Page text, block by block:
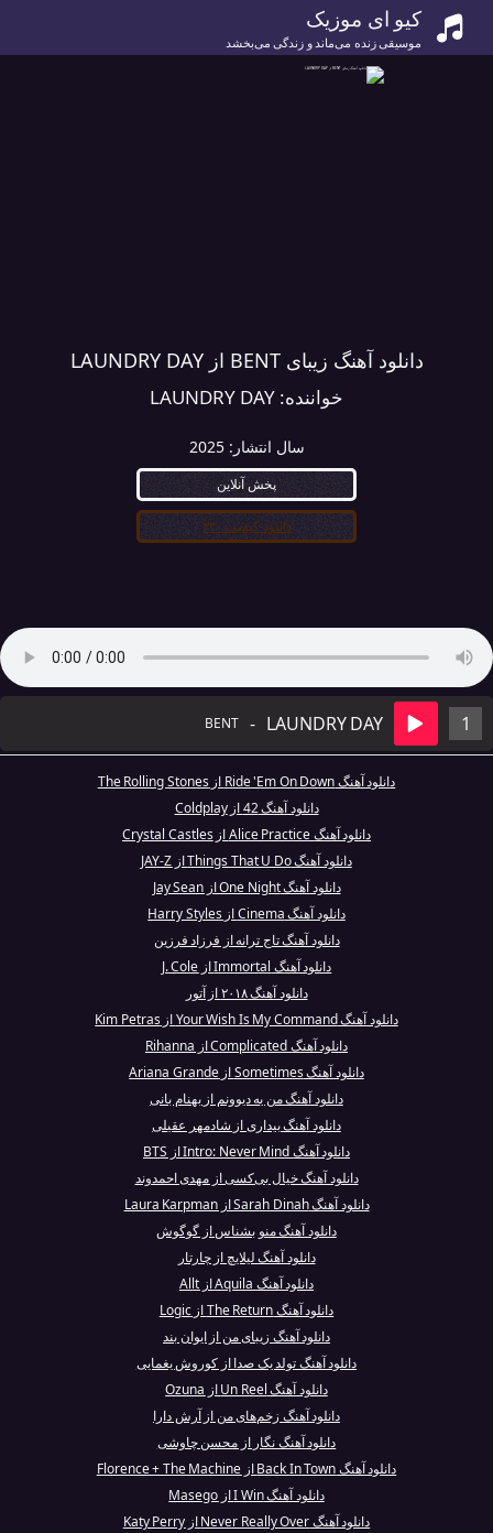
کیو ای موزیک
موسیقی زنده می‌ماند و زندگی می‌بخشد
دانلود آهنگ زیبای BENT از LAUNDRY DAY
خواننده: LAUNDRY DAY
سال انتشار:2025
پخش آنلاین
دانلود کیفیت ۳۲۰
1
LAUNDRY DAY
-
BENT
دانلود آهنگ Ride 'Em On Down از The Rolling Stones
دانلود آهنگ 42 از Coldplay
دانلود آهنگ Alice Practice از Crystal Castles
دانلود آهنگ Things That U Do از JAY-Z
دانلود آهنگ One Night از Jay Sean
دانلود آهنگ Cinema از Harry Styles
دانلود آهنگ تاج ترانه از فرزاد فرزین
دانلود آهنگ Immortal از J. Cole
دانلود آهنگ ۲۰۱۸ از آتور‎
دانلود آهنگ Your Wish Is My Command از Kim Petras
دانلود آهنگ Complicated از Rihanna
دانلود آهنگ Sometimes از Ariana Grande
دانلود آهنگ من یه دیوونم از بهنام بانی
دانلود آهنگ بیداری از شادمهر عقیلی
دانلود آهنگ Intro: Never Mind از BTS
دانلود آهنگ خیال بی‌کسی از مهدی احمدوند
دانلود آهنگ Sarah Dinah از Laura Karpman
دانلود آهنگ منو بشناس از گوگوش
دانلود آهنگ لیلایچ از چارتار
دانلود آهنگ Aquila از Allt
دانلود آهنگ The Return از Logic
دانلود آهنگ زیبای من از ایوان بند
دانلود آهنگ تولد یک صدا از کوروش یغمایی
دانلود آهنگ Un Reel از Ozuna
دانلود آهنگ زخم‌های من از آرش دارا
دانلود آهنگ نگار از محسن چاوشی
دانلود آهنگ Back In Town از Florence + The Machine
دانلود آهنگ I Win از Masego
دانلود آهنگ Never Really Over از Katy Perry